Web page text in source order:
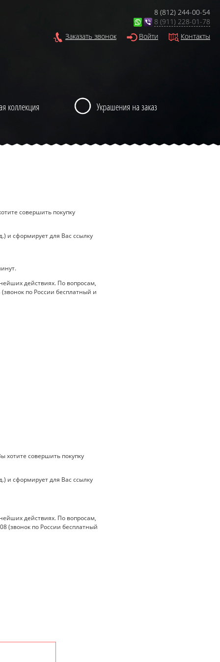
8 (812) 244-00-54
8 (911) 228-01-78
Заказать звонок
Войти Контакты
коллекция Украшения на заказ
совершить покупку
и сформирует для Вас ссылку
действиях. По вопросам,
по России бесплатный и
хотите совершить покупку
и сформирует для Вас ссылку
действиях. По вопросам,
(звонок по России бесплатный